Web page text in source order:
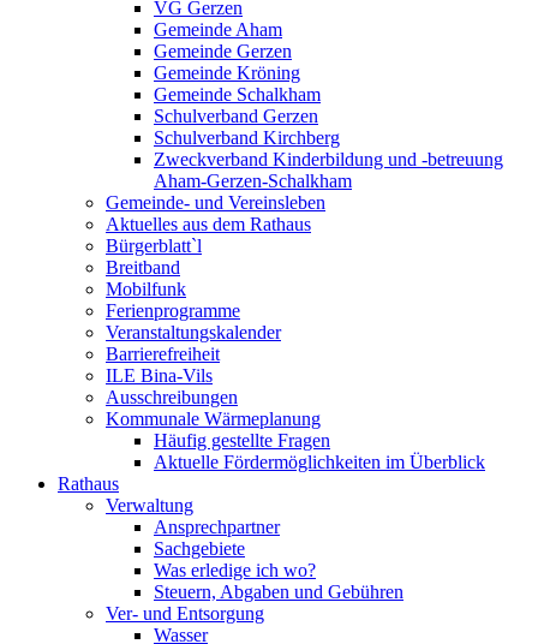
VG Gerzen
Gemeinde Aham
Gemeinde Gerzen
Gemeinde Kröning
Gemeinde Schalkham
Schulverband Gerzen
Schulverband Kirchberg
Zweckverband Kinderbildung und -betreuung
Aham-Gerzen-Schalkham
Gemeinde- und Vereinsleben
Aktuelles aus dem Rathaus
Bürgerblatt`l
Breitband
Mobilfunk
Ferienprogramme
Veranstaltungskalender
Barrierefreiheit
ILE Bina-Vils
Ausschreibungen
Kommunale Wärmeplanung
Häufig gestellte Fragen
Aktuelle Fördermöglichkeiten im Überblick
Rathaus
Verwaltung
Ansprechpartner
Sachgebiete
Was erledige ich wo?
Steuern, Abgaben und Gebühren
Ver- und Entsorgung
Wasser